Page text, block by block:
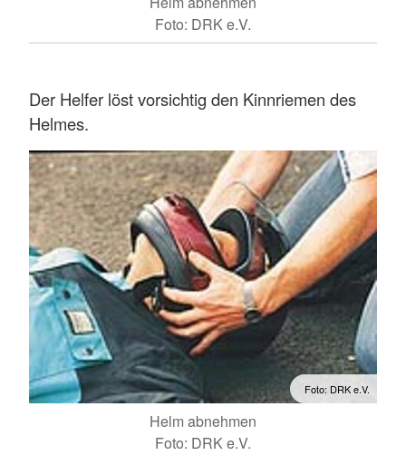
Foto: DRK e.V.
Der Helfer löst vorsichtig den Kinnriemen des
Helmes.
Foto: DRK e.V.
Helm abnehmen
Foto: DRK e.V.